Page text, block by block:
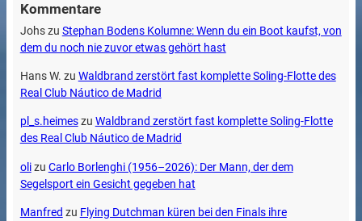
Kommentare
Johszu Stephan Bodens Kolumne: Wenn du ein Boot kaufst, von
dem du noch nie zuvor etwas gehört hast
Hans W. zu Waldbrand zerstört fast komplette Soling-Flotte des
Real Club Náutico de Madrid
pl_s.heimeszu Waldbrand zerstört fast komplette Soling-Flotte
des Real Club Náutico de Madrid
olizu Carlo Borlenghi (1956–2026): Der Mann, der dem
Segelsport ein Gesicht gegeben hat
Manfred zu Flying Dutchman küren bei den Finals ihre